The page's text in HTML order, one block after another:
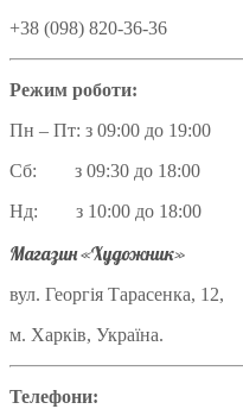
+38 (098) 820-36-36
Режим роботи:
Пн – Пт: з 09:00 до 19:00
Сб: з 09:30 до 18:00
Нд: з 10:00 до 18:00
Магазин «Художник»
вул. Георгія Тарасенка, 12,
м. Харків, Україна.
Телефони: